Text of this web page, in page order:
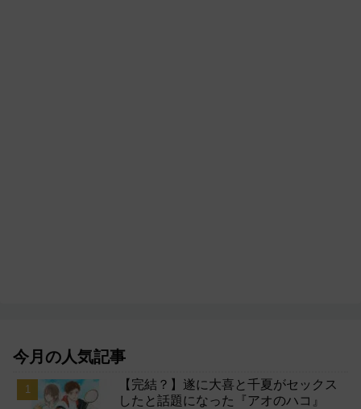
今月の人気記事
【完結？】遂に大喜と千夏がセックス
したと話題になった『アオのハコ』